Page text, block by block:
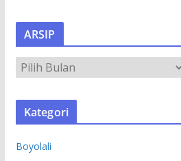
ARSIP
R
S
Kategori
Boyolali